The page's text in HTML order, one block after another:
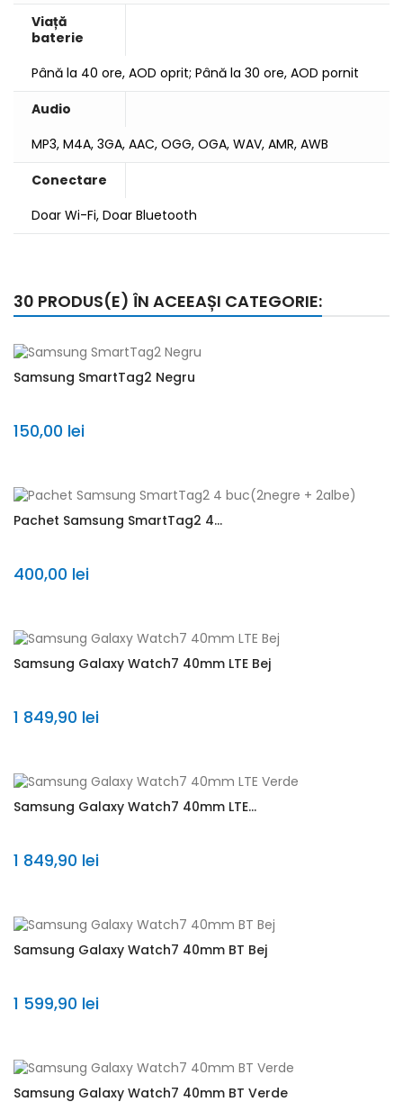
Viață
baterie
Până la 40 ore, AOD oprit; Până la 30 ore, AOD pornit
Audio
MP3, M4A, 3GA, AAC, OGG, OGA, WAV, AMR, AWB
Conectare
Doar Wi-Fi, Doar Bluetooth
30 PRODUS(E) ÎN ACEEAȘI CATEGORIE:
Samsung SmartTag2 Negru
150,00 lei
Pachet Samsung SmartTag2 4...
400,00 lei
Samsung Galaxy Watch7 40mm LTE Bej
1 849,90 lei
Samsung Galaxy Watch7 40mm LTE...
1 849,90 lei
Samsung Galaxy Watch7 40mm BT Bej
1 599,90 lei
Samsung Galaxy Watch7 40mm BT Verde